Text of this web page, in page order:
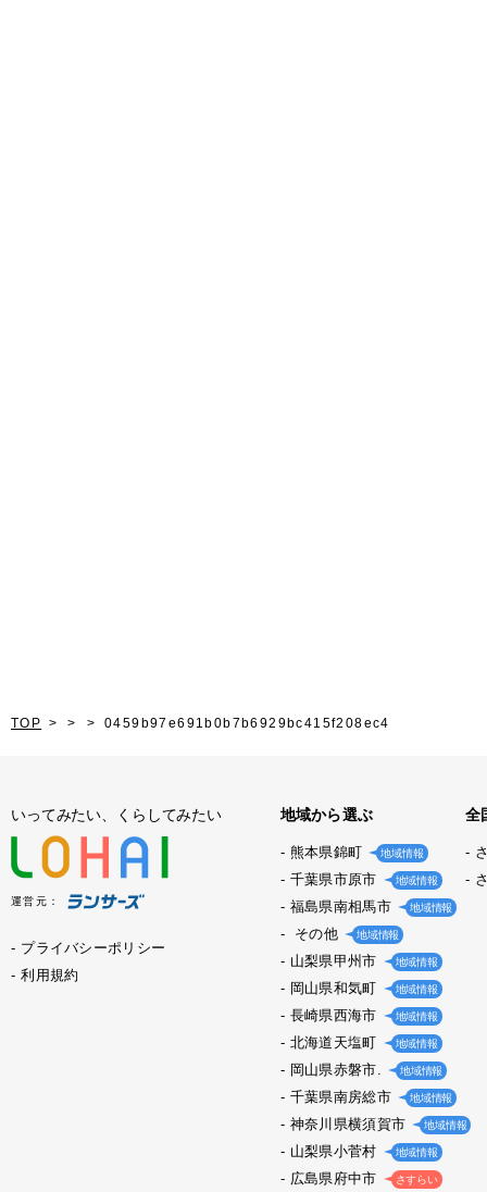
TOP 0459b97e691b0b7b6929bc415f208ec4
いってみたい、くらしてみたい
運営元：
プライバシーポリシー
利用規約
地域から選ぶ
熊本県錦町 地域情報
千葉県市原市 地域情報
福島県南相馬市 地域情報
その他 地域情報
山梨県甲州市 地域情報
岡山県和気町 地域情報
長崎県西海市 地域情報
北海道天塩町 地域情報
岡山県赤磐市. 地域情報
千葉県南房総市 地域情報
神奈川県横須賀市 地域情報
山梨県小菅村 地域情報
広島県府中市 さすらい
全